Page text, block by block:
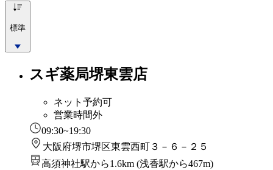
標準
スギ薬局堺東雲店
ネット予約可
営業時間外
09:30~19:30
大阪府堺市堺区東雲西町３－６－２５
高須神社駅から1.6km (浅香駅から467m)